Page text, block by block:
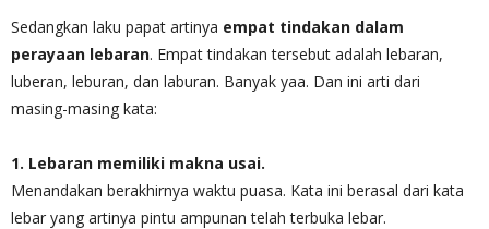
Sedangkan laku papat artinya empat tindakan dalam
perayaan lebaran. Empat tindakan tersebut adalah lebaran,
luberan, leburan, dan laburan. Banyak yaa. Dan ini arti dari
masing-masing kata:
1. Lebaran memiliki makna usai.
Menandakan berakhirnya waktu puasa. Kata ini berasal dari kata
lebar yang artinya pintu ampunan telah terbuka lebar.